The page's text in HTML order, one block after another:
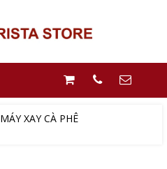
MÁY XAY CÀ PHÊ